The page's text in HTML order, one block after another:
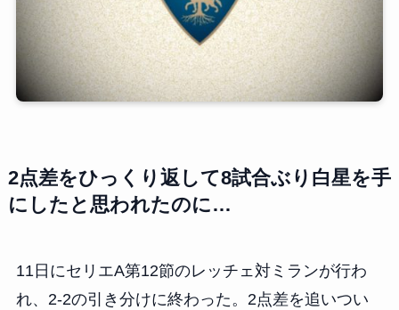
2点差をひっくり返して8試合ぶり白星を手
にしたと思われたのに…
11日にセリエA第12節のレッチェ対ミランが行わ
れ、2-2の引き分けに終わった。2点差を追いつい